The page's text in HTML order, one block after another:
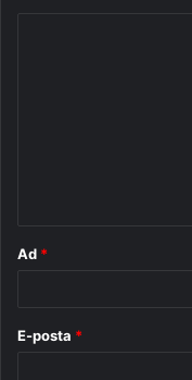
Ad *
E-posta *